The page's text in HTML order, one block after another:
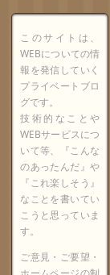
このサイトは、
WEBについての情
報を発信していく
プライベートブロ
グです。
技術的なことや
WEBサービスにつ
いて等、『こんな
のあったんだ』や
『これ楽しそう』
なことを書いてい
こうと思っていま
す。
ご意見・ご要望・